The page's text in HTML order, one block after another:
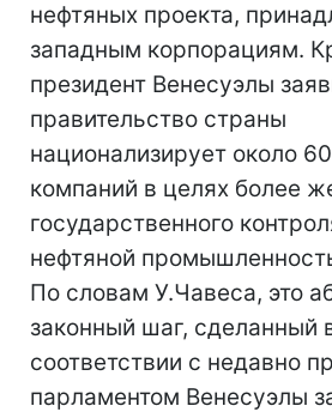
нефтяных проекта,
западным корпорациям.
президент Венесуэлы
правительство страны
национализирует около
компаний в целях более
государственного
нефтяной
По словам У.Чавеса, это
законный шаг, сделанный
соответствии с недавно
парламентом Венесуэлы